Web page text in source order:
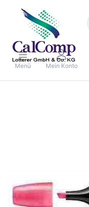
Menü Mein Konto